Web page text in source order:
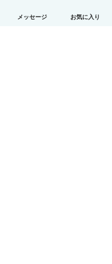
メッセージ お気に入り